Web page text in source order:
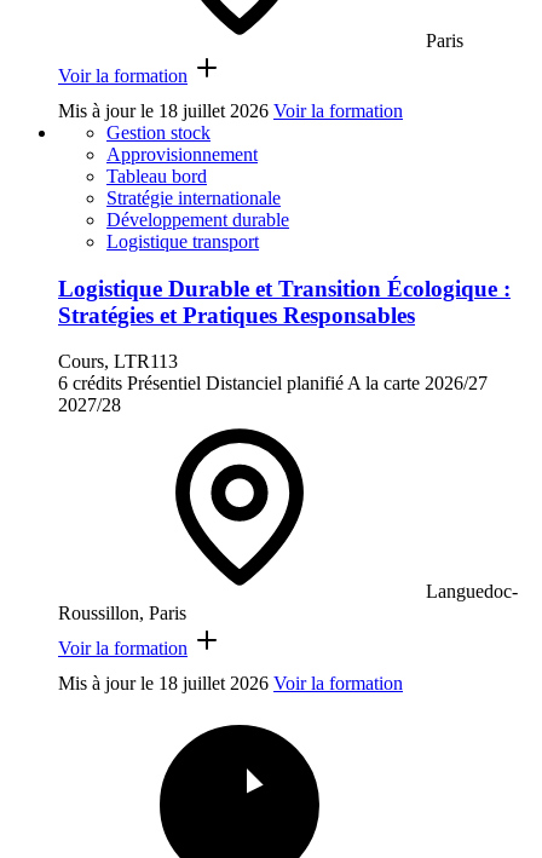
Paris
Voir la formation
Mis à jour le 18 juillet 2026 Voir la formation
Gestion stock
Approvisionnement
Tableau bord
Stratégie internationale
Développement durable
Logistique transport
Logistique Durable et Transition Écologique :
Stratégies et Pratiques Responsables
Cours, LTR113
6 crédits Présentiel Distanciel planifiéA la carte 2026/27
2027/28
Languedoc-
Roussillon, Paris
Voir la formation
Mis à jour le 18 juillet 2026 Voir la formation